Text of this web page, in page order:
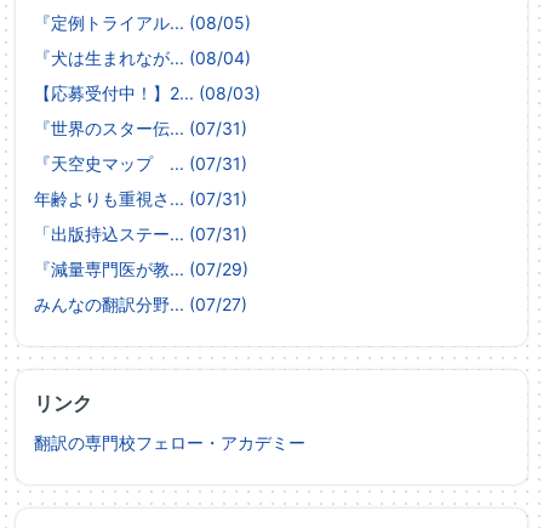
『定例トライアル... (08/05)
『犬は生まれなが... (08/04)
【応募受付中！】2... (08/03)
『世界のスター伝... (07/31)
『天空史マップ ... (07/31)
年齢よりも重視さ... (07/31)
「出版持込ステー... (07/31)
『減量専門医が教... (07/29)
みんなの翻訳分野... (07/27)
リンク
翻訳の専門校フェロー・アカデミー